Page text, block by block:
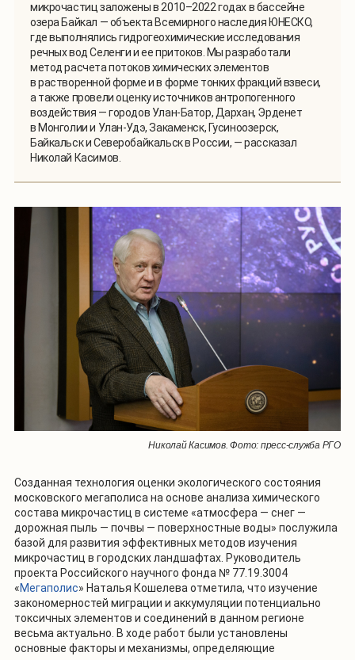
микрочастиц заложены в 2010–2022 годах в бассейне
озера Байкал — объекта Всемирного наследия ЮНЕСКО,
где выполнялись гидрогеохимические исследования
речных вод Селенги и ее притоков. Мы разработали
метод расчета потоков химических элементов
в растворенной форме и в форме тонких фракций взвеси,
а также провели оценку источников антропогенного
воздействия — городов Улан-Батор, Дархан, Эрденет
в Монголии и Улан-Удэ, Закаменск, Гусиноозерск,
Байкальск и Северобайкальск в России, — рассказал
Николай Касимов.
Николай Касимов. Фото: пресс-служба РГО
Созданная технология оценки экологического состояния
московского мегаполиса на основе анализа химического
состава микрочастиц в системе «атмосфера — снег —
дорожная пыль — почвы — поверхностные воды» послужила
базой для развития эффективных методов изучения
микрочастиц в городских ландшафтах. Руководитель
проекта Российского научного фонда № 77.19.3004
«Мегаполис» Наталья Кошелева отметила, что изучение
закономерностей миграции и аккумуляции потенциально
токсичных элементов и соединений в данном регионе
весьма актуально. В ходе работ были установлены
основные факторы и механизмы, определяющие